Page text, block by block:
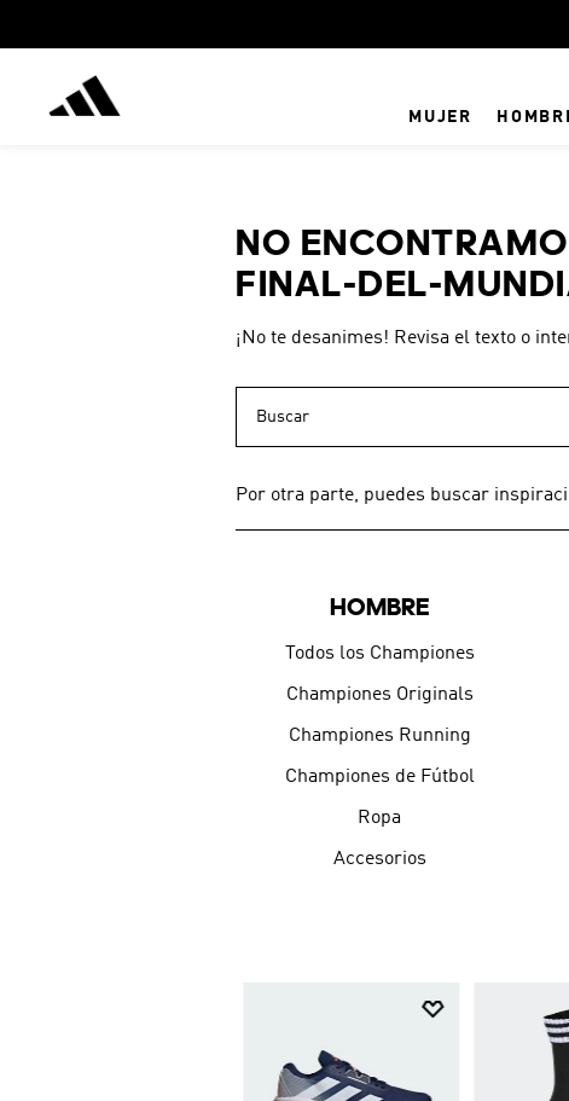
MUJER
NO
FINAL-DEL-
¡No te desanimes! Revisa el texto o
Por otra parte, puedes buscar
HOMBRE
Todos los Championes
Championes Originals
Championes Running
Championes de Fútbol
Ropa
Accesorios